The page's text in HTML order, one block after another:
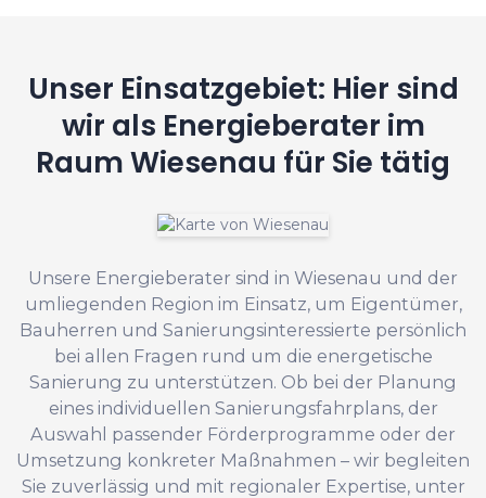
Unser Einsatzgebiet: Hier sind
wir als Energieberater im
Raum Wiesenau für Sie tätig
Unsere Energieberater sind in Wiesenau und der
umliegenden Region im Einsatz, um Eigentümer,
Bauherren und Sanierungsinteressierte persönlich
bei allen Fragen rund um die energetische
Sanierung zu unterstützen. Ob bei der Planung
eines individuellen Sanierungsfahrplans, der
Auswahl passender Förderprogramme oder der
Umsetzung konkreter Maßnahmen – wir begleiten
Sie zuverlässig und mit regionaler Expertise, unter